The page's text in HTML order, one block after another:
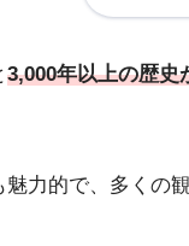
3,000年以上の歴史
力的で、多くの